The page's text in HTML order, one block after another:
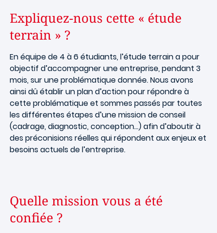
Expliquez-nous cette « étude
terrain » ?
En équipe de 4 à 6 étudiants, l’étude terrain a pour
objectif d’accompagner une entreprise, pendant 3
mois, sur une problématique donnée. Nous avons
ainsi dû établir un plan d’action pour répondre à
cette problématique et sommes passés par toutes
les différentes étapes d’une mission de conseil
(cadrage, diagnostic, conception...) afin d’aboutir à
des préconisions réelles qui répondent aux enjeux et
besoins actuels de l’entreprise.
Quelle mission vous a été
confiée ?